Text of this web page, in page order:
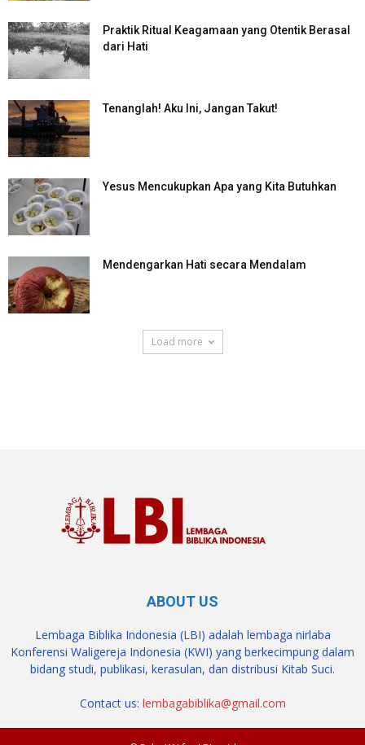
Praktik Ritual Keagamaan yang Otentik Berasal
dari Hati
Tenanglah! Aku Ini, Jangan Takut!
Yesus Mencukupkan Apa yang Kita Butuhkan
Mendengarkan Hati secara Mendalam
Load more
ABOUT US
Lembaga Biblika Indonesia (LBI) adalah lembaga nirlaba
Konferensi Waligereja Indonesia (KWI) yang berkecimpung dalam
bidang studi, publikasi, kerasulan, dan distribusi Kitab Suci.
Contact us: lembagabiblika@gmail.com